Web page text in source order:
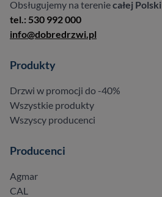
Obsługujemy na tereniecałej Polski
tel.: 530 992 000
info@dobredrzwi.pl
Produkty
Drzwi w promocji do -40%
Wszystkie produkty
Wszyscy producenci
Producenci
Agmar
CAL